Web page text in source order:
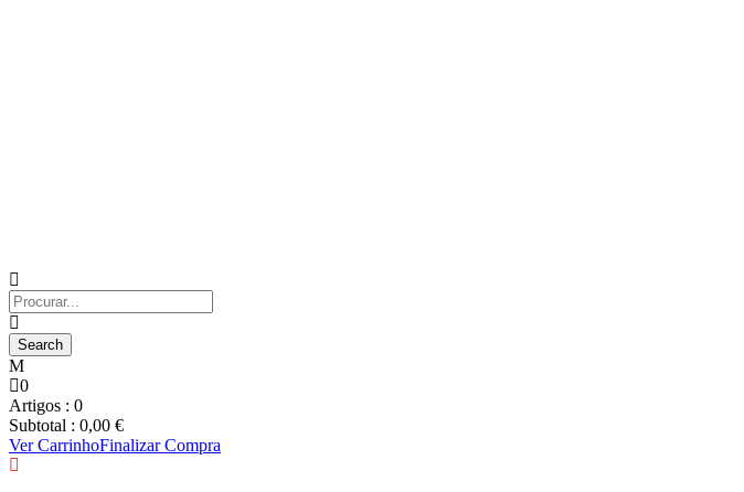
0
Artigos : 0
Subtotal : 0,00 €
Ver CarrinhoFinalizar Compra